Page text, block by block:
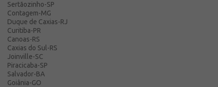
Incotep – Sistemas de Ancoragem
Calculadora
Download
Solicite um orçamento
Sobre a Açotubo
Unidades
Sertãozinho-SP
Contagem-MG
Duque de Caxias-RJ
Curitiba-PR
Canoas-RS
Caxias do Sul-RS
Joinville-SC
Piracicaba-SP
Salvador-BA
Goiânia-GO